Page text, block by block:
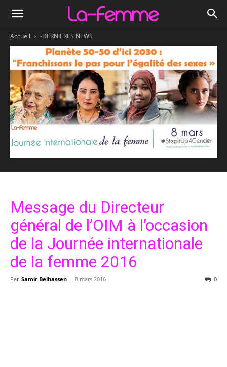
Accueil -DERNIERES NEWS
Message du Directeur
général de l’OIM à l’occasion
de la Journée internationale
de la femme 2016
Par Samir Belhassen - 8 mars 2016 0